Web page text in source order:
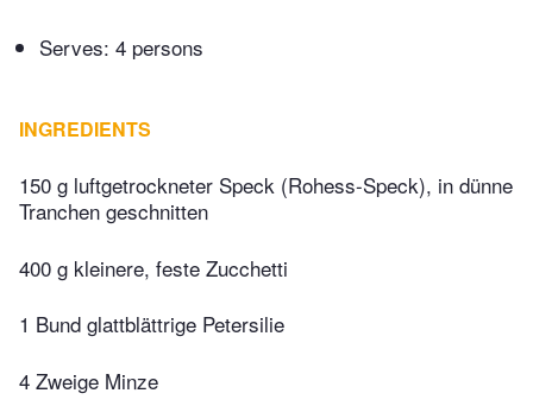
Serves: 4 persons
INGREDIENTS
150 g luftgetrockneter Speck (Rohess-Speck), in dünne
Tranchen geschnitten
400 g kleinere, feste Zucchetti
1 Bund glattblättrige Petersilie
4 Zweige Minze